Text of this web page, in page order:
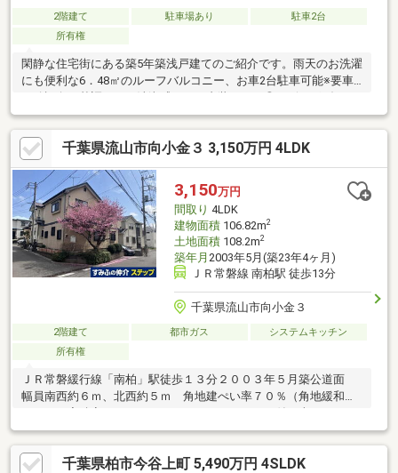
2階建て 駐車場あり
駐車2台
所有権
閑静な住宅街にある築5年築浅戸建てのご紹介です。雨天のお洗濯
にも便利な6．48㎡のルーフバルコニー、お車2台駐車可能※要車
ングが見渡せるカウンターキッチン◎トイレが1階・2階で便利◎
スーパー・コンビニが周辺にあり便利な環境
千葉県流山市向小金３ 3,150万円 4LDK
3,150万円
間取り 4LDK
建物面積106.82m2
土地面積108.2m2
築年月 2003年5月(築23年4ヶ月)
ＪＲ常磐線 南柏駅 徒歩13分
千葉県流山市向小金３
2階建て 都市ガス
システムキッチン
所有権
ＪＲ常磐緩行線「南柏」駅徒歩１３分２００３年５月築公道面
幅員南西約６ｍ、北西約５ｍ 角地建ぺい率７０％（角地緩和に
よる） 容積率２００％４ＬＤＫ カースペース付（車種によ
る）各部屋６帖以上土地面積 １０８．２０㎡ ３２．７３
坪（登記面積）建物延床面積 １０６．８２㎡ ３２．３１坪
（登記面積）千葉県柏市今谷上町 5,490万円 4SLDK